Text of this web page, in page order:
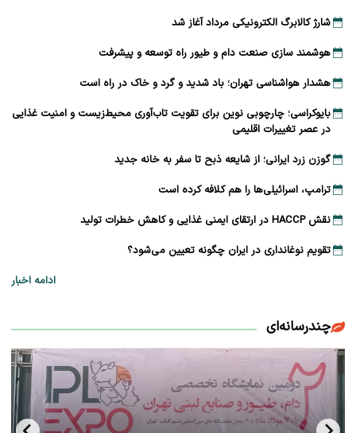
شارژ کالابرگ الکترونیکی مرداد آغاز شد
هوشمند سازی صنعت دام و طیور راه توسعه و پیشرفت
هشدار هواشناسی تهران؛ باد شدید و گرد و خاک در راه است
بایوکراسی؛ چارچوبی نوین برای تقویت تاب‌آوری محیط‌زیست و امنیت غذایی
در عصر تغییرات اقلیمی
گوزن زرد ایرانی؛ از شایعه ذبح تا سفر به خانه جدید
ترامپ، اسرائیلی‌ها را هم کلافه کرده است
نقش HACCP در ارتقای ایمنی غذایی و کاهش خطرات تولید
تقویم نوغانداری در ایران چگونه تعیین می‌شود؟
ادامه اخبار
چندرسانه‌ای